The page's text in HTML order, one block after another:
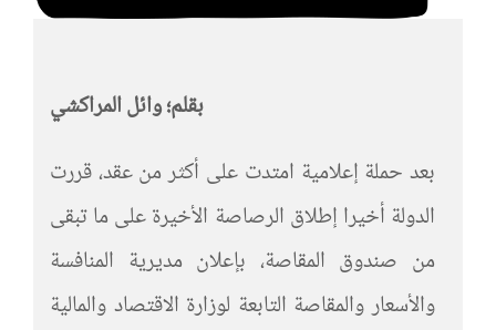
بقلم؛ وائل المراكشي
بعد حملة إعلامية امتدت على أكثر من عقد، قررت
الدولة أخيرا إطلاق الرصاصة الأخيرة على ما تبقى
من صندوق المقاصة، بإعلان مديرية المنافسة
والأسعار والمقاصة التابعة لوزارة الاقتصاد والمالية